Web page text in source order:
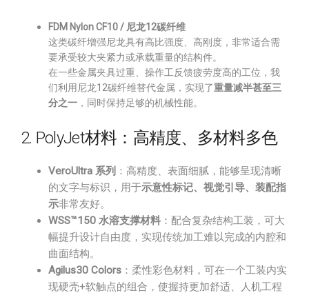
FDM Nylon CF10 / 尼龙12碳纤维
这类碳纤增强尼龙具有高比强度、高刚度，非常适合需
要承受较大夹紧力或承载重量的结构件。
在一些金属夹具过重、操作工反馈疲劳度高的工位，我
们利用尼龙12碳纤维替代金属，实现了重量减半甚至三
分之一 ，同时保持足够的机械性能。
2. PolyJet材料：高精度、多材料多色
VeroUltra 系列 ：高精度、表面细腻，能够呈现清晰
的文字与标识，用于示意性标记、视觉引导、装配指
示非常友好。
WSS™150 水溶支撑材料 ：配合复杂结构工装，可大
幅提升设计自由度，实现传统加工难以完成的内腔和
曲面结构。
Agilus30 Colors ：柔性彩色材料，可在一个工装内实
现硬壳+软触点的组合，使握持更加舒适、人机工程